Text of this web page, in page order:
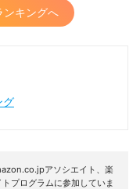
キングへ
グ
アソシエイト、楽
プログラムに参加していま